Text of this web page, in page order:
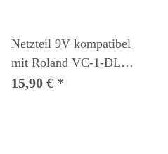
Netzteil 9V kompatibel
mit Roland VC-1-DL
Effektgerät
15,90 € *